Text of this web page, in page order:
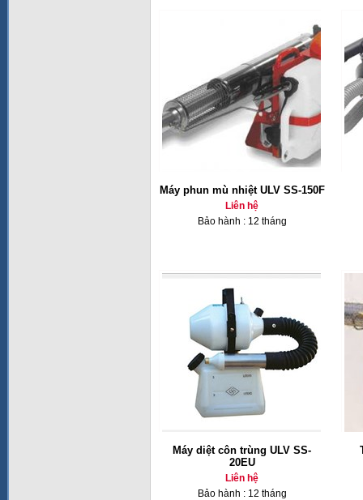
Máy phun mù nhiệt ULV SS-150F
Liên hệ
Bảo hành : 12 tháng
Máy diệt côn trùng ULV SS-
20EU
Liên hệ
Bảo hành : 12 tháng